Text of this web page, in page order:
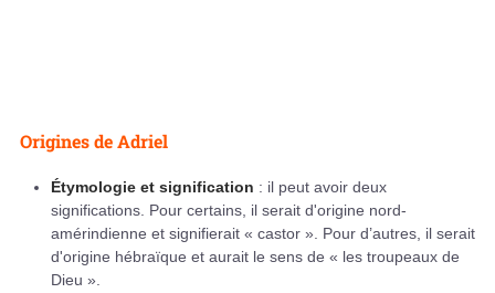
Origines de Adriel
Étymologie et signification : il peut avoir deux
significations. Pour certains, il serait d'origine nord-
amérindienne et signifierait « castor ». Pour d’autres, il serait
d'origine hébraïque et aurait le sens de « les troupeaux de
Dieu ».